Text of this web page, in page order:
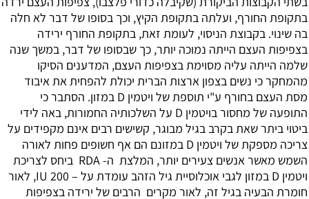
בתקופת החורף, ועלתה בתקופת הקיץ, וכך בסופו של דבר לא חלה
בה שינוי. בקבוצת הניסוי, לעומת זאת, בתקופת החורף ירידה
בצפיפות העצם הייתה נמוכה יותר, כך שבסופו של דבר, במשך שנה
שלמה הייתה עליה מסוימת בצפיפות העצם, המדענים הסיקו
מהמחקר כי נשים בצפון ארצות הברית יכולת להפחית את איבוד
מסת העצם בחורף ע"י תוספת של ויטמין D במזון. הסתבר כי
התופעה של מחסור בויטמין D על השלכותיה החמורות, באה לידי
ביטוי ביתר שאת בקרב בגיל מבוגר, קשישים רבים אינם מקפידים על
צריכה מספקת של ויטמין D במזונם הם אף חשופים פחות לאורה
השמש מאשר אנשים צעירים יותר, המלצת ה- RDA ביחס לצריכת
ויטמין D במזון לגבי אוכלוסיית גיל הזהב עומדת על – IU 200, לאור
חומרת הבעיה בגיל זה, לאור מקרים הרבים של ירידה בצפיפות